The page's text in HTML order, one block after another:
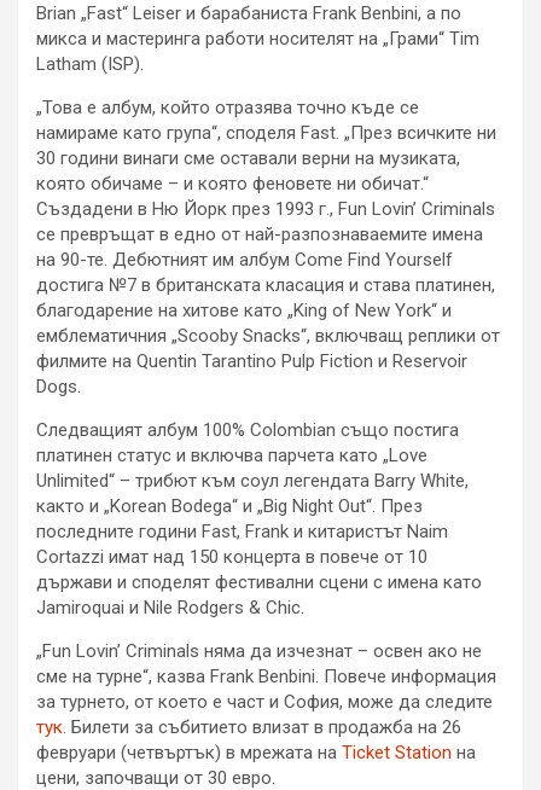
Brian „Fast“ Leiser и барабаниста Frank Benbini, а по
микса и мастеринга работи носителят на „Грами“ Tim
Latham (ISP).
„Това е албум, който отразява точно къде се
намираме като група“, споделя Fast. „През всичките ни
30 години винаги сме оставали верни на музиката,
която обичаме – и която феновете ни обичат.“
Създадени в Ню Йорк през 1993 г., Fun Lovin’ Criminals
се превръщат в едно от най-разпознаваемите имена
на 90-те. Дебютният им албум Come Find Yourself
достига №7 в британската класация и става платинен,
благодарение на хитове като „King of New York“ и
емблематичния „Scooby Snacks“, включващ реплики от
филмите на Quentin Tarantino Pulp Fiction и Reservoir
Dogs.
Следващият албум 100% Colombian също постига
платинен статус и включва парчета като „Love
Unlimited“ – трибют към соул легендата Barry White,
както и „Korean Bodega“ и „Big Night Out“. През
последните години Fast, Frank и китаристът Naim
Cortazzi имат над 150 концерта в повече от 10
държави и споделят фестивални сцени с имена като
Jamiroquai и Nile Rodgers & Chic.
„Fun Lovin’ Criminals няма да изчезнат – освен ако не
сме на турне“, казва Frank Benbini. Повече информация
за турнето, от което е част и София, може да следите
тук. Билети за събитието влизат в продажба на 26
февруари (четвъртък) в мрежата на Ticket Station на
цени, започващи от 30 евро.